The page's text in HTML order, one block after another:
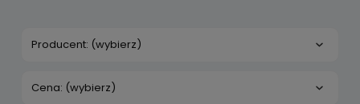
Producent: (wybierz)
Cena: (wybierz)